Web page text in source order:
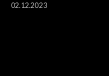
02.12.2023